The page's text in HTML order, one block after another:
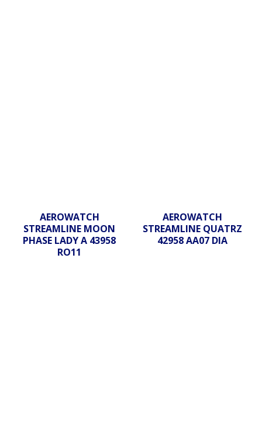
AEROWATCH
STREAMLINE MOON
PHASE LADY A 43958
RO11
AEROWATCH
STREAMLINE QUATRZ
42958 AA07 DIA